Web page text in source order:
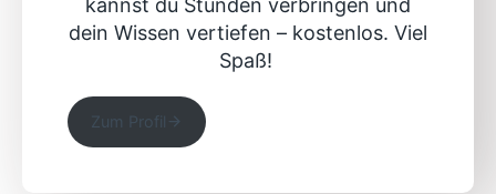
dein Wissen vertiefen – kostenlos. Viel
Spaß!
Zum Profil